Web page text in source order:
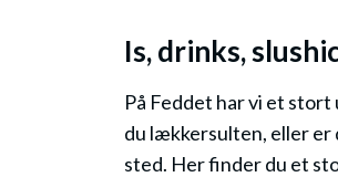
Is, drinks,
På Feddet har vi et stort
du lækkersulten, eller er
sted. Her finder du et